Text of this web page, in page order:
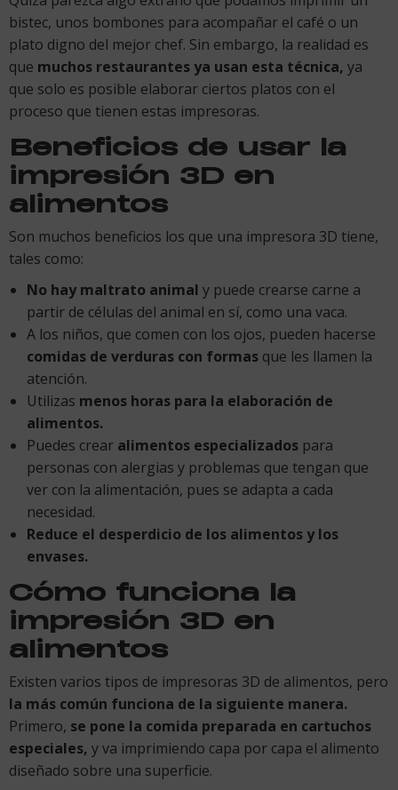
bistec, unos bombones para acompañar el café o un
plato digno del mejor chef. Sin embargo, la realidad es
que muchos restaurantes ya usan esta técnica, ya
que solo es posible elaborar ciertos platos con el
proceso que tienen estas impresoras.
Beneficios de usar la
impresión 3D en
alimentos
Son muchos beneficios los que una impresora 3D tiene,
tales como:
No hay maltrato animal y puede crearse carne a
partir de células del animal en sí, como una vaca.
A los niños, que comen con los ojos, pueden hacerse
comidas de verduras con formas que les llamen la
atención.
Utilizas menos horas para la elaboración de
alimentos.
Puedes crear alimentos especializados para
personas con alergias y problemas que tengan que
ver con la alimentación, pues se adapta a cada
necesidad.
Reduce el desperdicio de los alimentos y los
envases.
Cómo funciona la
impresión 3D en
alimentos
Existen varios tipos de impresoras 3D de alimentos, pero
la más común funciona de la siguiente manera.
Primero, se pone la comida preparada en cartuchos
especiales, y va imprimiendo capa por capa el alimento
diseñado sobre una superficie.